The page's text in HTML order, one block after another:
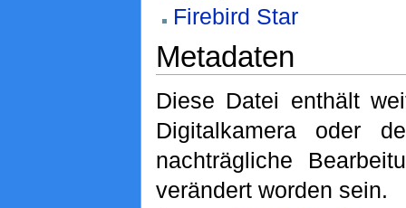
Firebird Star
Metadaten
Diese Datei enthält
Digitalkamera oder
nachträgliche
verändert worden sein.